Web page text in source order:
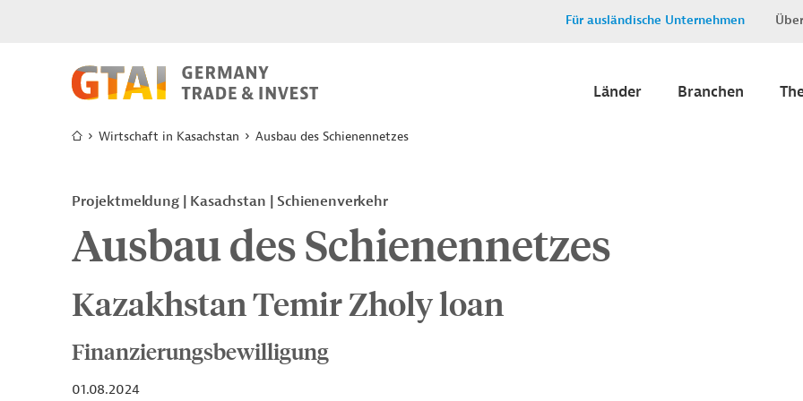
Für ausländische Unternehmen
Länder Branchen
Wirtschaft in Kasachstan Ausbau des Schienennetzes
Projektmeldung Kasachstan Schienenverkehr
Ausbau des Schienennetzes
Kazakhstan Temir Zholy loan
Finanzierungsbewilligung
01.08.2024